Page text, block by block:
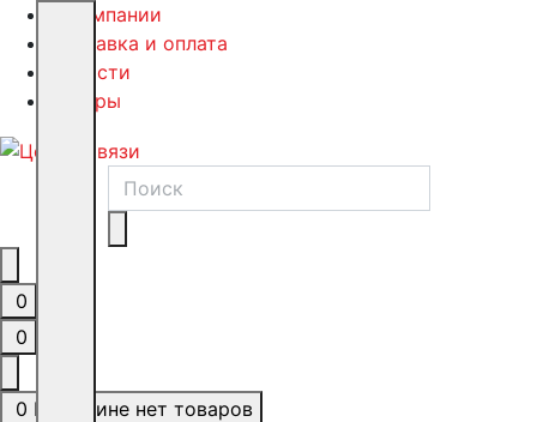
О компании
Доставка и оплата
Новости
Обзоры
0
0
0 В корзине нет товаров